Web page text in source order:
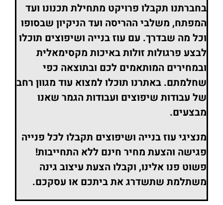
בחברתנו תקבלו פרויקט מתחילת תכנונו ועד
המפתח, משלבי ההריסה ועד הניקיון שבסופו
וכל מה שבדרך. עם עוז בנייה ושיפוצים תוכלו
לבצע פרגולות זולות באיכות מקסימאלית
ובמחירים המותאמים לכם ובתוצאה כפי
שחלמתם. באתרנו תוכלו למצוא עוד מגוון רחב
של עבודות שיפוצים ועבודות הגמר שאנו
מבצעים.
מנציגי עוז בנייה ושיפוצים תקבלו לכל פנייה
פגישה והצעת מחיר חינם ללא התחייבות!
פשוט פנו אלינו, וקבלו הצעת עיצוב גינה
משתלמת שתשדרג את ביתכם או עסקכם.